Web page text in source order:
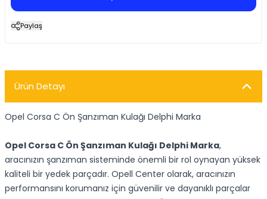
Paylaş
Ürün Detayı
Opel Corsa C Ön Şanzıman Kulağı Delphi Marka
Opel Corsa C Ön Şanzıman Kulağı Delphi Marka,
aracınızın şanzıman sisteminde önemli bir rol oynayan yüksek
kaliteli bir yedek parçadır. Opell Center olarak, aracınızın
performansını korumanız için güvenilir ve dayanıklı parçalar